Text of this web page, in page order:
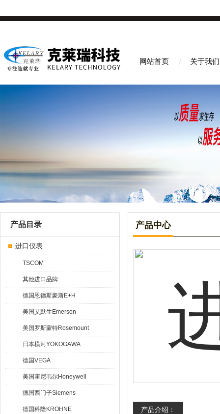
网站首页 关于我们
产品目录
进口仪表
TSCOM
其他进口品牌
德国恩德斯豪斯E+H
美国艾默生Emerson
美国罗斯蒙特Rosemount
日本横河YOKOGAWA
德国VEGA
美国霍尼韦尔Honeywell
德国西门子Siemens
德国科隆KROHNE
产品中心
产品介绍：